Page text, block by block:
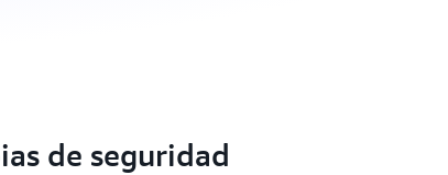
de seguridad